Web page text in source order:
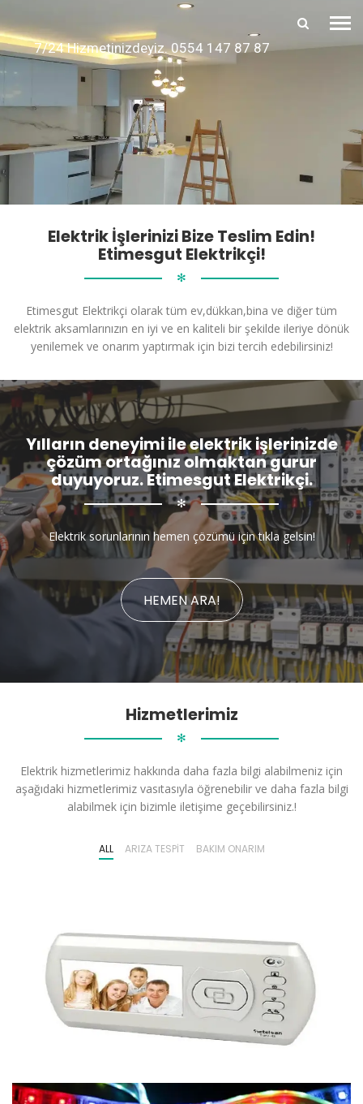
7/24 Hizmetinizdeyiz. 0554 147 87 87
Elektrik İşlerinizi Bize Teslim Edin!
Etimesgut Elektrikçi!
✻
Etimesgut Elektrikçi olarak tüm ev,dükkan,bina ve diğer tüm
elektrik aksamlarınızın en iyi ve en kaliteli bir şekilde ileriye dönük
yenilemek ve onarım yaptırmak için bizi tercih edebilirsiniz!
Yılların deneyimi ile elektrik işlerinizde
çözüm ortağınız olmaktan gurur
duyuyoruz. Etimesgut Elektrikçi.
✻
Elektrik sorunlarının hemen çözümü için tıkla gelsin!
HEMEN ARA!
Hizmetlerimiz
✻
Elektrik hizmetlerimiz hakkında daha fazla bilgi alabilmeniz için
aşağıdaki hizmetlerimiz vasıtasıyla öğrenebilir ve daha fazla bilgi
alabilmek için bizimle iletişime geçebilirsiniz.!
ALL ARIZA TESPIT BAKIM ONARIM